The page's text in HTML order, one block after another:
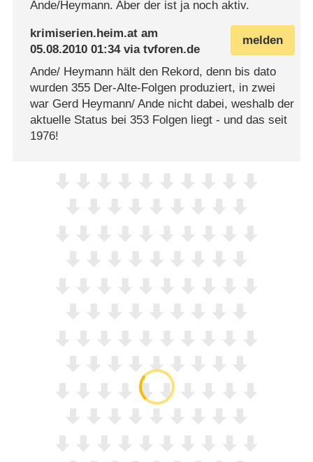
Ande/Heymann. Aber der ist ja noch aktiv.
melden
krimiserien.heim.at am
05.08.2010 01:34viatvforen.de
Ande/ Heymann hält den Rekord, denn bis dato
wurden 355 Der-Alte-Folgen produziert, in zwei
war Gerd Heymann/ Ande nicht dabei, weshalb der
aktuelle Status bei 353 Folgen liegt - und das seit
1976!